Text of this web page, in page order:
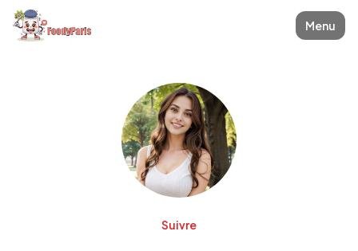
Menu
Suivre